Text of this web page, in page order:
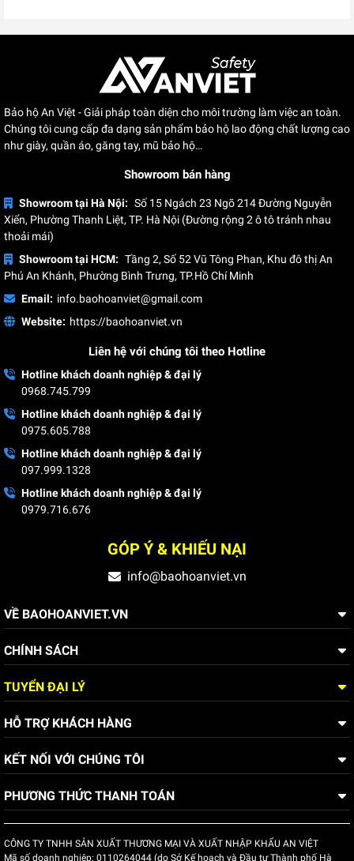
Bảo hộ An Việt - Giải pháp toàn diện cho môi trường làm việc an toàn.
Chúng tôi cung cấp đa dạng sản phẩm bảo hộ lao động chất lượng cao
như giày, quần áo, găng tay, mũ bảo hộ…
Showroom bán hàng
Showroom tại Hà Nội: Số 15 Ngách 23 Ngõ 214 Đường Nguyễn
Xiển, Phường Thanh Liệt, TP. Hà Nội (Đường rộng 2 ô tô tránh nhau
thoải mái)
Showroom tại HCM: Tầng 2, Số 52 Vũ Tông Phan, Khu đô thị An
Phú An Khánh, Phường Bình Trưng, TP.Hồ Chí Minh
Email: info.baohoanviet@gmail.com
Website: https://baohoanviet.vn
Liên hệ với chúng tôi theo Hotline
Hotline khách doanh nghiệp & đại lý
0968.745.799
Hotline khách doanh nghiệp & đại lý
0975.605.788
Hotline khách doanh nghiệp & đại lý
097.999.1328
Hotline khách doanh nghiệp & đại lý
0979.716.676
GÓP Ý & KHIẾU NẠI
info@baohoanviet.vn
VỀ BAOHOANVIET.VN
CHÍNH SÁCH
TUYỂN ĐẠI LÝ
HỖ TRỢ KHÁCH HÀNG
KẾT NỐI VỚI CHÚNG TÔI
PHƯƠNG THỨC THANH TOÁN
CÔNG TY TNHH SẢN XUẤT THƯƠNG MẠI VÀ XUẤT NHẬP KHẨU AN VIỆT
Mã số doanh nghiệp: 0110264044 (do Sở Kế hoạch và Đầu tư Thành phố Hà